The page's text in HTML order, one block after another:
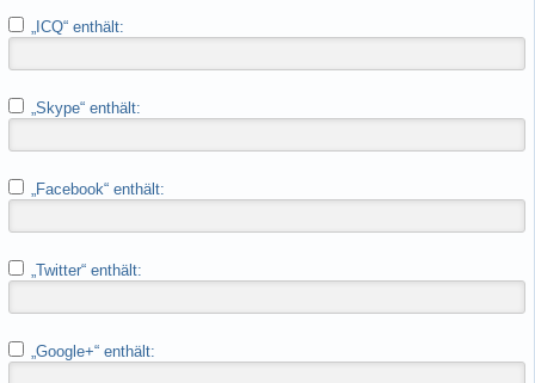
„ICQ“ enthält:
„Skype“ enthält:
„Facebook“ enthält:
„Twitter“ enthält:
„Google+“ enthält: